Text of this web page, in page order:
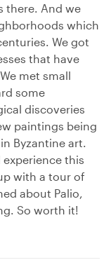
there. And we
which
We got
that have
met small
some
discoveries
paintings being
Byzantine art.
this
with a tour of
about Palio,
So worth it!